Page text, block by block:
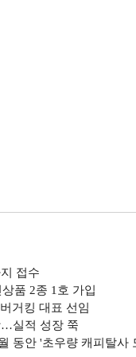
접수
품 2종 1호 가입
거킹 대표 선임
…실적 성장 쭉
동안 '초우량 캐피탈사